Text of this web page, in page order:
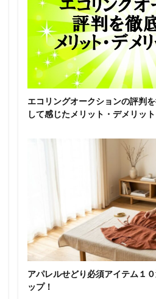
エコリングオークションの評判
して感じたメリット・デメリッ
アパレルせどり必須アイテム１
ップ！